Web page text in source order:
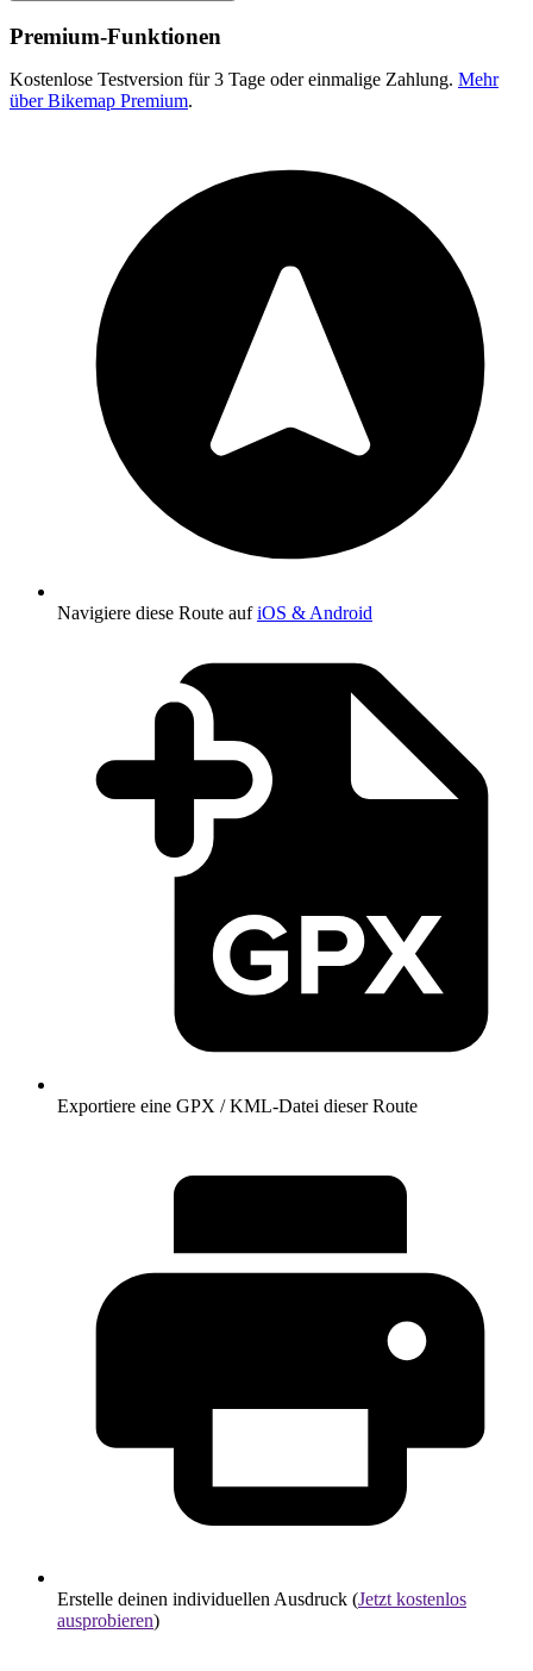
Premium-Funktionen
Kostenlose Testversion für 3 Tage oder einmalige Zahlung. Mehr
über Bikemap Premium.
Navigiere diese Route aufiOS & Android
Exportiere eine GPX / KML-Datei dieser Route
Erstelle deinen individuellen Ausdruck (Jetzt kostenlos
ausprobieren)